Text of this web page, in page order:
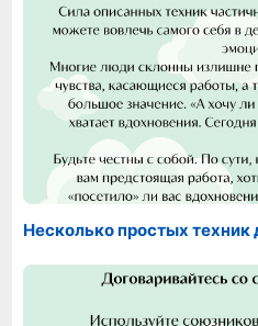
Несколько простых техник